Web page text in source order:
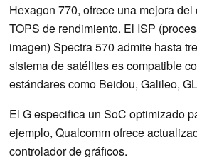
Hexagon 770, ofrece una mejora
TOPS de rendimiento. El ISP
imagen) Spectra 570 admite hasta
sistema de satélites es compatible
estándares como Beidou, Galileo,
El G especifica un SoC optimizado
ejemplo, Qualcomm ofrece
controlador de gráficos.